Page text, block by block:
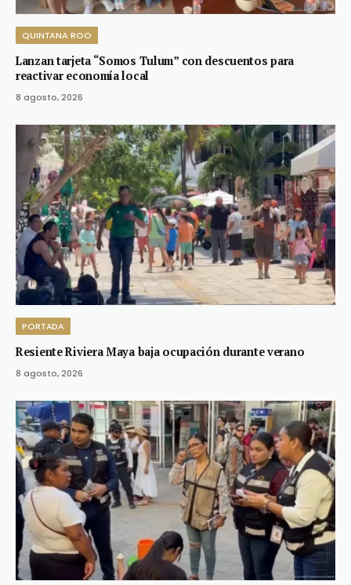
QUINTANA ROO
Lanzan tarjeta “Somos Tulum” con descuentos para
reactivar economía local
8 agosto, 2026
PORTADA
Resiente Riviera Maya baja ocupación durante verano
8 agosto, 2026